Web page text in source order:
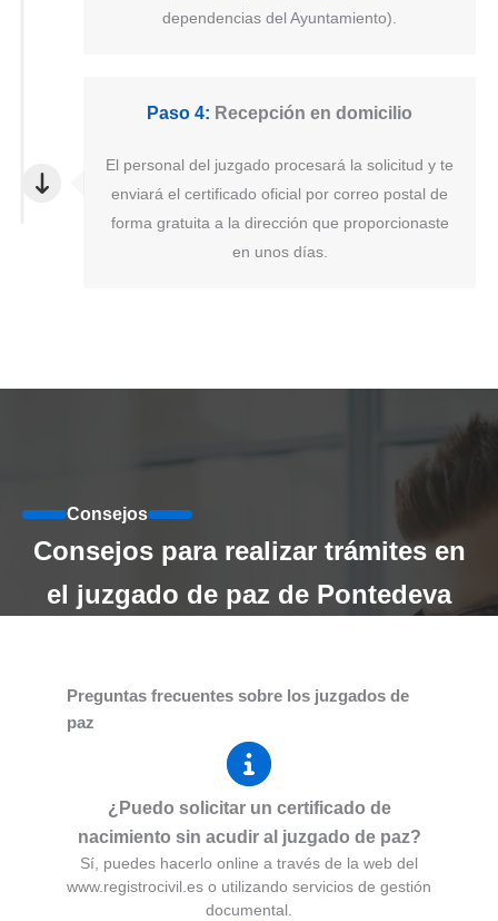
dependencias del Ayuntamiento).
Paso 4: Recepción en domicilio
El personal del juzgado procesará la solicitud y te
enviará el certificado oficial por correo postal de
forma gratuita a la dirección que proporcionaste
en unos días.
Consejos
Consejos para realizar trámites en
el juzgado de paz de Pontedeva
Preguntas frecuentes sobre los juzgados de
paz
¿Puedo solicitar un certificado de
nacimiento sin acudir al juzgado de paz?
Sí, puedes hacerlo online a través de la web del
www.registrocivil.es o utilizando servicios de gestión
documental.